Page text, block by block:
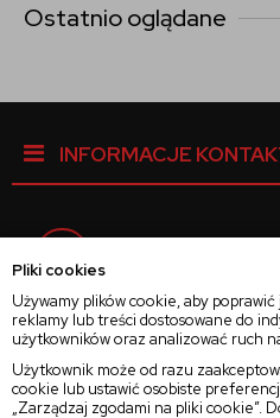
Pliki cookies
Używamy plików cookie, aby
reklamy lub treści dostosowane do
użytkowników oraz analizować ruch
Użytkownik może od razu
cookie lub ustawić osobiste
„Zarządzaj zgodami na pliki cookie”.
Ostatnio oglądane
INFORMACJE
Instagram
Twitter